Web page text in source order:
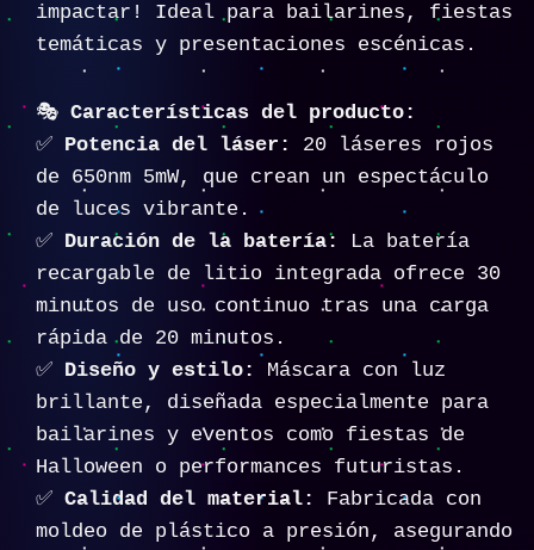
impactar! Ideal para bailarines, fiestas
temáticas y presentaciones escénicas.
🎭 Características del producto:
✅ Potencia del láser:
20 láseres rojos
de 650nm 5mW, que crean un espectáculo
de luces vibrante.
✅ Duración de la batería:
La batería
recargable de litio integrada ofrece 30
minutos de uso continuo tras una carga
rápida de 20 minutos.
✅ Diseño y estilo:
Máscara con luz
brillante, diseñada especialmente para
bailarines y eventos como fiestas de
Halloween o performances futuristas.
✅ Calidad del material:
Fabricada con
moldeo de plástico a presión, asegurando